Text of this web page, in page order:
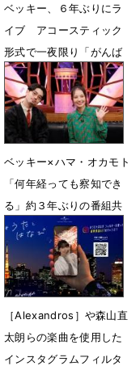
ベッキー、６年ぶりにラ
イブ アコースティック
形式で一夜限り「がんば
ります！」
12月4日 13時29分
ベッキー×ハマ・オカモト
「何年経っても察知でき
る」約３年ぶりの番組共
演で何を思う
10月27日 21時00分
［Alexandros］や森山直
太朗らの楽曲を使用した
インスタグラムフィルタ